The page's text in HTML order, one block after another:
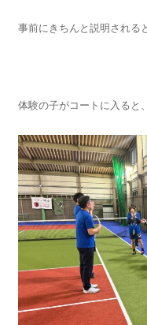
事前にきちんと説明される
体験の子がコートに入ると